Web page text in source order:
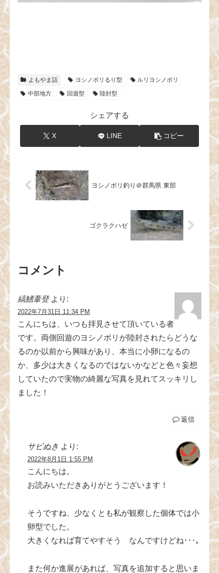
よもやま話 ヨシノボリるり型
ルリヨシノボリ
中部地方
回遊型 陸封型
シェアする
X LINE コピー
ヨシノボリ釣り＠群馬県 東部
ゴクラクハゼ
コメント
縞鰭葦登 より:
2022年7月31日 11:34 PM
こんにちは、いつも拝見させて頂いている者
です。両側回遊のヨシノボリが陸封されたらどうな
るのか以前から興味があり、本当に小卵になるの
か、多少は大きくなるのではないかなどと色々妄想
していたので実物の綺麗な写真を見れてスッキリし
ました！
返信
サビぬき より:
2022年8月1日 1:55 PM
こんにちは。
お読みいただきありがとうございます！
そうですね、少なくとも私が観察した個体では小
卵型でした。
大きくなれば育てやすそう なんですけどね･･･｡
また何か進展があれば、写真を追加すると思いま